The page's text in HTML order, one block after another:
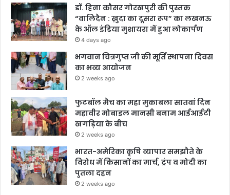
डॉ. हिना कौसर गोरखपुरी की पुस्तक
“वालिदैन : ख़ुदा का दूसरा रूप” का लखनऊ
के ऑल इंडिया मुशायरा में हुआ लोकार्पण
4 days ago
भगवान चित्रगुप्त जी की मूर्ति स्थापना दिवस
का भव्य आयोजन
2 weeks ago
फुटबॉल मैच का महा मुकाबला सातवां दिन
महावीर मोबाइल मानसी बनाम आईआईटी
खगड़िया के बीच
2 weeks ago
भारत-अमेरिका कृषि व्यापार समझौते के
विरोध में किसानों का मार्च, ट्रंप व मोदी का
पुतला दहन
2 weeks ago